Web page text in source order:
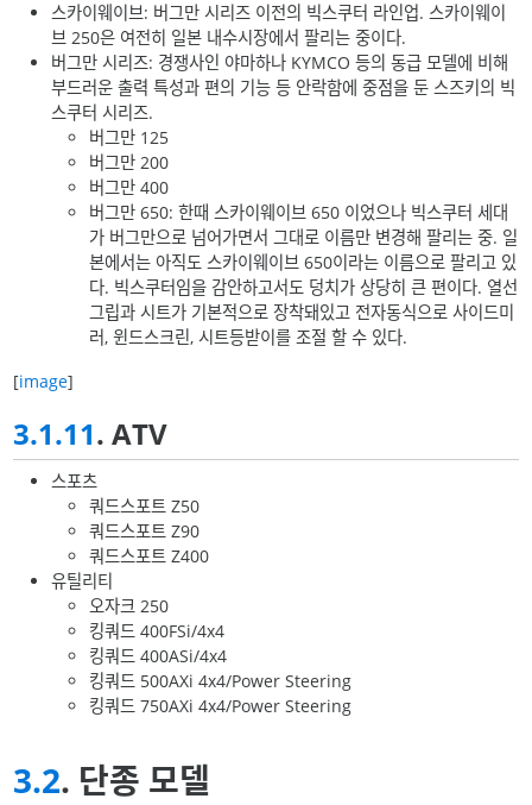
스카이웨이브: 버그만 시리즈 이전의 빅스쿠터 라인업. 스카이웨이
브 250은 여전히 일본 내수시장에서 팔리는 중이다.
버그만 시리즈: 경쟁사인 야마하나 KYMCO 등의 동급 모델에 비해
부드러운 출력 특성과 편의 기능 등 안락함에 중점을 둔 스즈키의 빅
스쿠터 시리즈.
버그만 125
버그만 200
버그만 400
버그만 650: 한때 스카이웨이브 650 이었으나 빅스쿠터 세대
가 버그만으로 넘어가면서 그대로 이름만 변경해 팔리는 중. 일
본에서는 아직도 스카이웨이브 650이라는 이름으로 팔리고 있
다. 빅스쿠터임을 감안하고서도 덩치가 상당히 큰 편이다. 열선
그립과 시트가 기본적으로 장착돼있고 전자동식으로 사이드미
러, 윈드스크린, 시트등받이를 조절 할 수 있다.
[image]
3.1.11. ATV
스포츠
쿼드스포트 Z50
쿼드스포트 Z90
쿼드스포트 Z400
유틸리티
오자크 250
킹쿼드 400FSi/4x4
킹쿼드 400ASi/4x4
킹쿼드 500AXi 4x4/Power Steering
킹쿼드 750AXi 4x4/Power Steering
3.2. 단종 모델